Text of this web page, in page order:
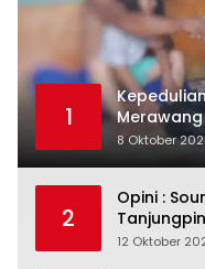
1
8 Oktober
2
Opini :
12 Oktober